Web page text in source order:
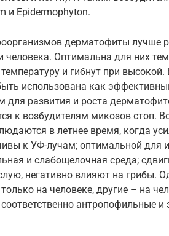
и Epidermophyton.
дерматофиты лучше
Оптимальна для них
и гибнут при
использована как
развития и роста
к возбудителям микозов стоп.
в летнее время, когда
к УФ-лучам; оптимальной для
и слабощелочная среда;
негативно влияют на грибы.
на человеке, другие – на
антропофильные